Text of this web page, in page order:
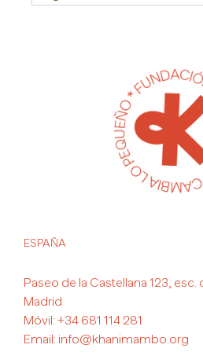
ESPAÑA
Paseo de la Castellana 123,
Madrid
Móvil: +34 681 114 281
Email: info@khanimambo.org